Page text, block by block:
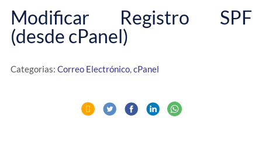
Modificar Registro SPF
(desde cPanel)
Categorias: Correo Electrónico,cPanel